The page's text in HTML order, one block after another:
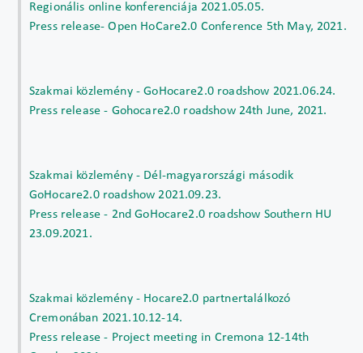
Regionális online konferenciája 2021.05.05.
Press release- Open HoCare2.0 Conference 5th May, 2021.
Szakmai közlemény - GoHocare2.0 roadshow 2021.06.24.
Press release - Gohocare2.0 roadshow 24th June, 2021.
Szakmai közlemény - Dél-magyarországi második
GoHocare2.0 roadshow 2021.09.23.
Press release - 2nd GoHocare2.0 roadshow Southern HU
23.09.2021.
Szakmai közlemény - Hocare2.0 partnertalálkozó
Cremonában 2021.10.12-14.
Press release - Project meeting in Cremona 12-14th